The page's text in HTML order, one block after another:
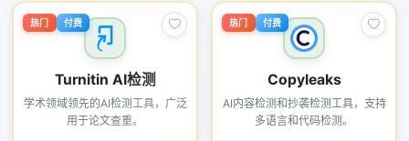
热门 付费
Turnitin AI检测
学术领域领先的AI检测工具，广泛
用于论文查重。
热门 付费
Copyleaks
AI内容检测和抄袭检测工具，支持
多语言和代码检测。